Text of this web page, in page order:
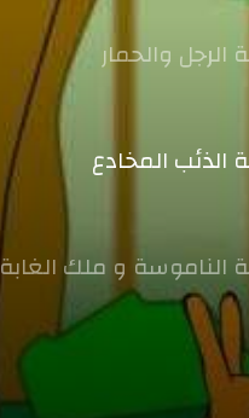
والحمار
الذئب المخادع
الناموسة و ملك الغابة